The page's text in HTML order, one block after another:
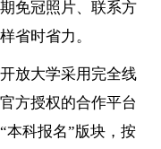
免冠照片、联系方
省时省力。
放大学采用完全线
方授权的合作平台
本科报名”版块，按